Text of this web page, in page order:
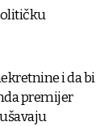
i da bi
premijer